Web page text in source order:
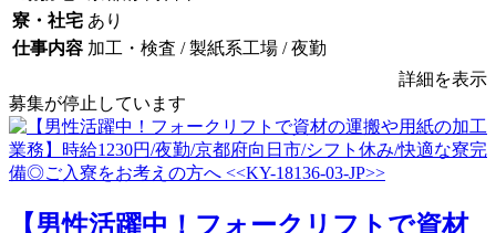
寮・社宅 あり
仕事内容 加工・検査 / 製紙系工場 / 夜勤
詳細を表示
募集が停止しています
【男性活躍中！フォークリフトで資材